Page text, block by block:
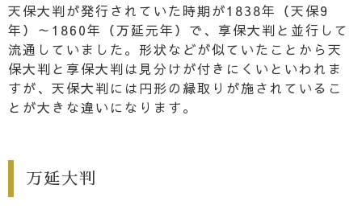
天保大判が発行されていた時期が1838年（天保9
年）～1860年（万延元年）で、享保大判と並行して
流通していました。形状などが似ていたことから天
保大判と享保大判は見分けが付きにくいといわれま
すが、天保大判には円形の縁取りが施されているこ
とが大きな違いになります。
万延大判